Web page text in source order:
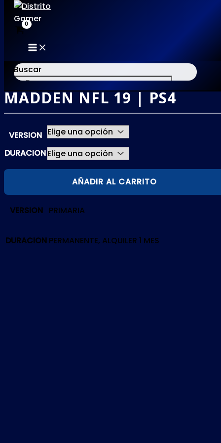
al
contenido
MAIN
MENU
Buscar
×
MADDEN NFL 19 | PS4
VERSION
DURACION
MADDEN
cantidad
AÑADIR AL CARRITO
VERSION PRIMARIA
DURACION PERMANENTE, ALQUILER 1 MES